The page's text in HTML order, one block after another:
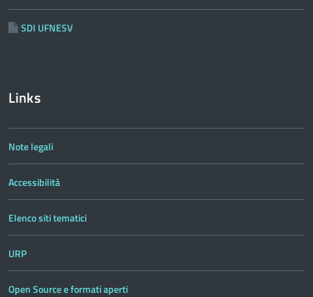
SDI UFNESV
Links
Note legali
Accessibilità
Elenco siti tematici
URP
Open Source e formati aperti